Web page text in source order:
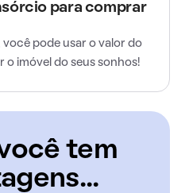
para comprar
pode usar o valor do
imóvel do seus sonhos!
tem